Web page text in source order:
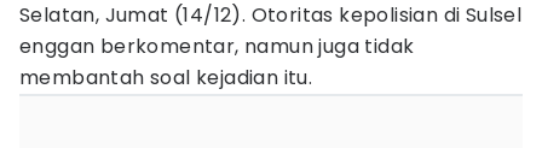
Selatan, Jumat (14/12). Otoritas kepolisian di Sulsel
enggan berkomentar, namun juga tidak
membantah soal kejadian itu.